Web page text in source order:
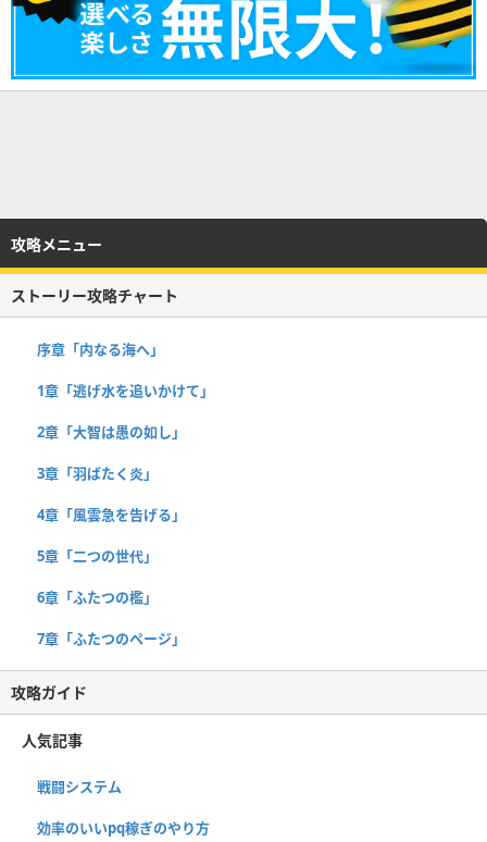
攻略メニュー
ストーリー攻略チャート
序章「内なる海へ」
1章「逃げ水を追いかけて」
2章「大智は愚の如し」
3章「羽ばたく炎」
4章「風雲急を告げる」
5章「二つの世代」
6章「ふたつの檻」
7章「ふたつのページ」
攻略ガイド
人気記事
戦闘システム
効率のいいpq稼ぎのやり方